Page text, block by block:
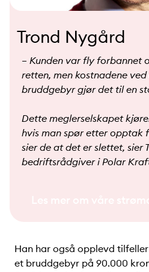
Trond Nygård
– Kunden var fly forbannet
retten, men kostnadene
bruddgebyr gjør det til en
Dette meglerselskapet
hvis man spør etter opptak
sier de at det er slettet, sier
bedriftsrådgiver i Polar
Han har også opplevd
et bruddgebyr på 90.000